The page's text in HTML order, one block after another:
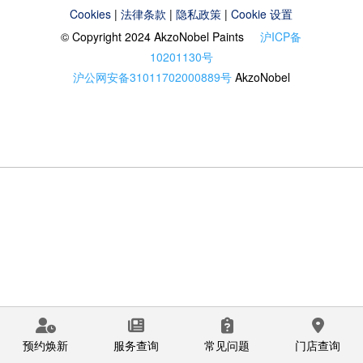
Cookies |法律条款 |隐私政策 |Cookie 设置
© Copyright 2024 AkzoNobel Paints沪ICP备
10201130号
沪公网安备31011702000889号 AkzoNobel
预约焕新 服务查询 常见问题 门店查询